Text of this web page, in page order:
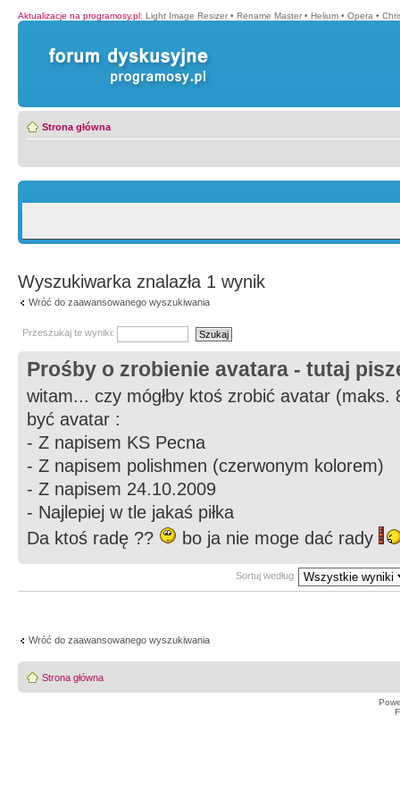
Aktualizacje na programosy.pl: Light Image Resizer • Rename Master • Helium • Opera •
Strona główna
Wyszukiwarka znalazła 1 wynik
Wróć do zaawansowanego wyszukiwania
Przeszukaj te wyniki:
Prośby o zrobienie avatara - tutaj
witam... czy mógłby ktoś zrobić avatar
być avatar :
- Z napisem KS Pecna
- Z napisem polishmen (czerwonym kolorem)
- Z napisem 24.10.2009
- Najlepiej w tle jakaś piłka
Da ktoś radę ??
bo ja nie moge dać rady
Sortuj według
Wróć do zaawansowanego wyszukiwania
Strona główna